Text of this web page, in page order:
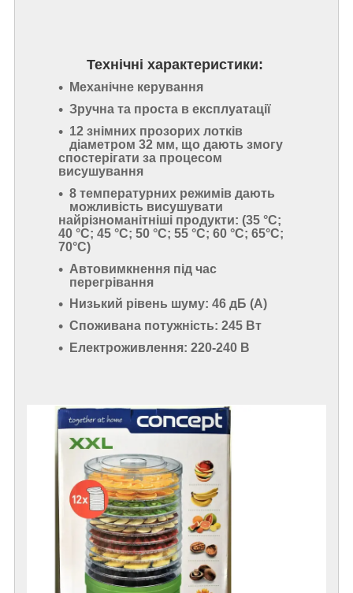
Технічні характеристики:
Механічне керування
Зручна та проста в експлуатації
12 знімних прозорих лотків
діаметром 32 мм, що дають змогу
спостерігати за процесом
висушування
8 температурних режимів дають
можливість висушувати
найрізноманітніші продукти: (35 °C;
40 °C; 45 °C; 50 °C; 55 °C; 60 °C; 65°С;
70°С)
Автовимкнення під час
перегрівання
Низький рівень шуму: 46 дБ (А)
Споживана потужність: 245 Вт
Електроживлення: 220-240 В